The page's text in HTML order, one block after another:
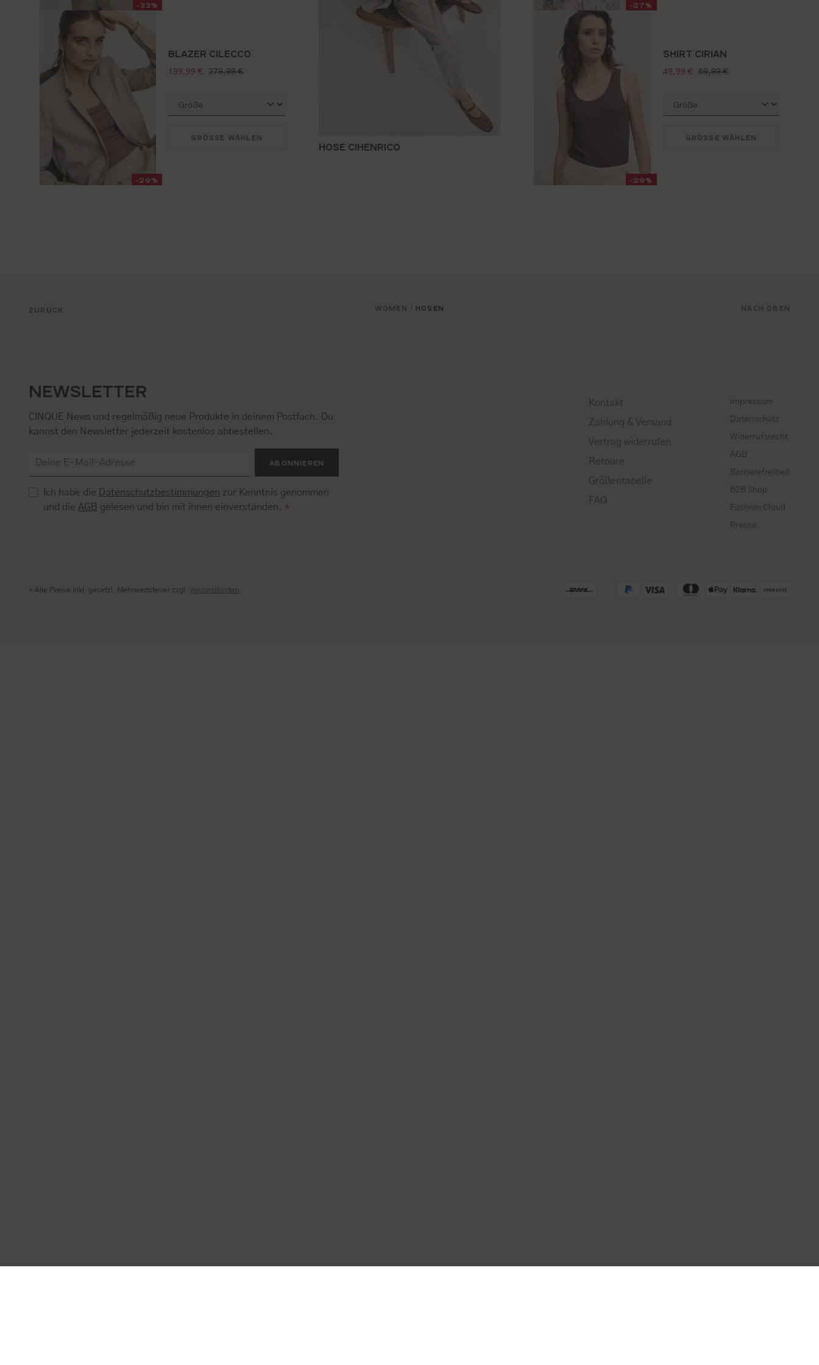
HOSE CIHENRICO
-33%
-29%
BLAZER CILECCO
verkaufspreis:
199,99 € regulärer preis:
279,99 €
GRÖSSE WÄHLEN
-27%
-29%
SHIRT CIRIAN
verkaufspreis:
49,99 € regulärer preis:
69,99 €
GRÖSSE WÄHLEN
ZURÜCK WOMEN HOSEN NACH OBEN
NEWSLETTER
CINQUE News und regelmäßig neue Produkte in deinem Postfach. Du
kannst den Newsletter jederzeit kostenlos abbestellen.
ABONNIEREN
Ich habe die Datenschutzbestimmungen zur Kenntnis genommen
und dieAGB gelesen und bin mit ihnen einverstanden. *
Kontakt
Zahlung & Versand
Vertrag widerrufen
Retoure
Größentabelle
FAQ
Impressum
Datenschutz
Widerrufsrecht
AGB
Barrierefreiheit
B2B Shop
Fashion Cloud
Presse
* Alle Preise inkl. gesetzl. Mehrwertsteuer zzgl. Versandkosten